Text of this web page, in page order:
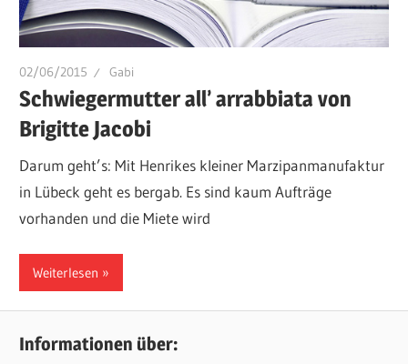
02/06/2015 Gabi
Schwiegermutter all’ arrabbiata von
Brigitte Jacobi
Darum geht’s: Mit Henrikes kleiner Marzipanmanufaktur
in Lübeck geht es bergab. Es sind kaum Aufträge
vorhanden und die Miete wird
Weiterlesen
Informationen über: